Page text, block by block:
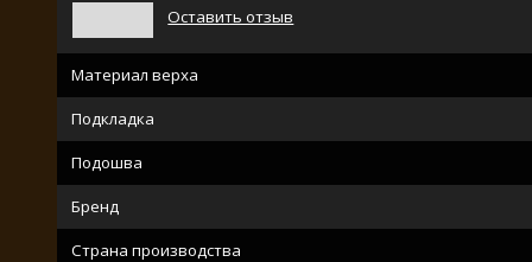
Оставить отзыв
Материал верха
Подкладка
Подошва
Бренд
Страна производства